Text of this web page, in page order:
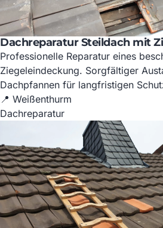
Dachreparatur Steildach mit
Professionelle Reparatur eines
Ziegeleindeckung. Sorgfältiger
Dachpfannen für langfristigen
📍 Weißenthurm
Dachreparatur